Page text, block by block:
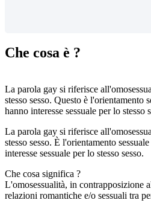
Che cosa è ?
La parola gay si riferisce
stesso sesso. Questo è l'orientamento
hanno interesse sessuale per lo stesso
La parola gay si riferisce
stesso sesso. È l'orientamento
interesse sessuale per lo stesso sesso.
Che cosa significa ?
L'omosessualità, in contrapposizione
relazioni romantiche e/o sessuali tra